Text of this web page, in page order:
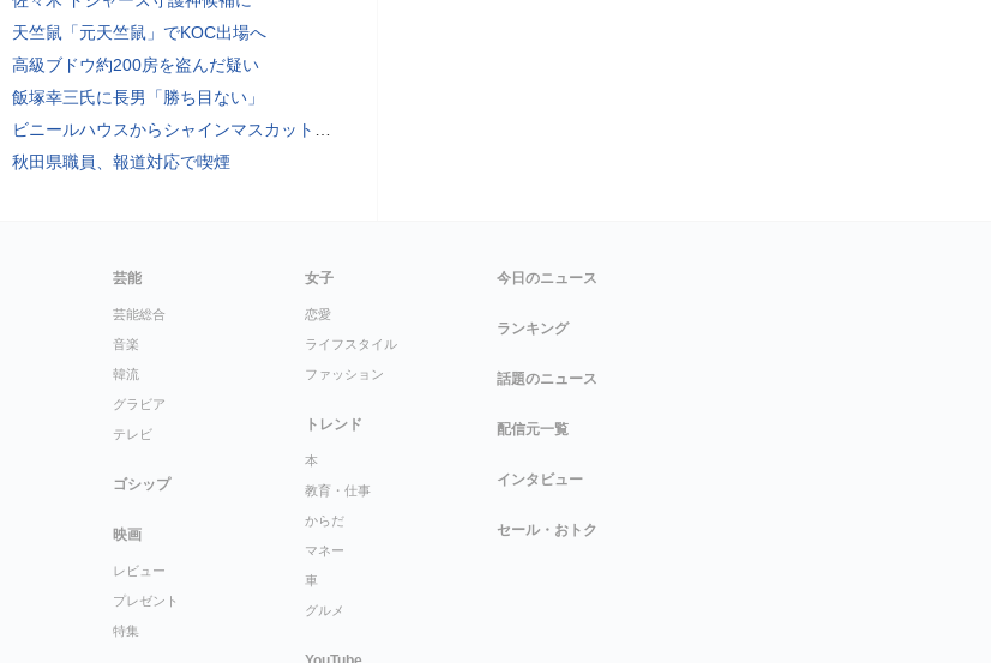
天竺鼠「元天竺鼠」でKOC出場へ
高級ブドウ約200房を盗んだ疑い
飯塚幸三氏に長男「勝ち目ない」
ビニールハウスからシャインマスカット約200房を盗んだ疑い ネットで販売か 無職の男（42）逮捕 岡山県警
秋田県職員、報道対応で喫煙
芸能
芸能総合
音楽
韓流
グラビア
テレビ
ゴシップ
映画
レビュー
プレゼント
特集
女子
恋愛
ライフスタイル
ファッション
トレンド
本
教育・仕事
からだ
マネー
車
グルメ
今日のニュース
ランキング
話題のニュース
配信元一覧
インタビュー
セール・おトク